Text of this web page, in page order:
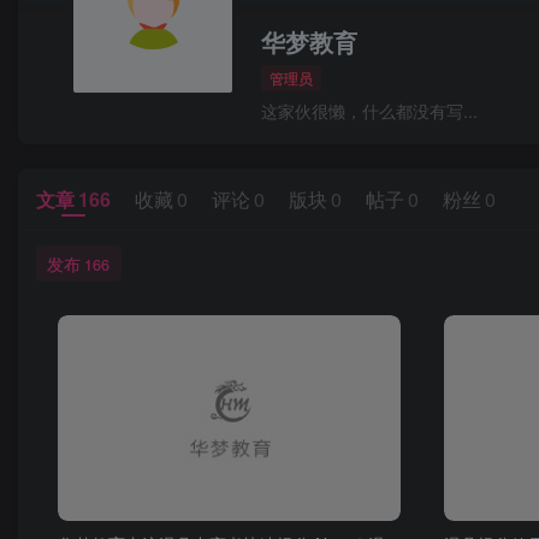
华梦教育
管理员
这家伙很懒，什么都没有写...
文章166 收藏 0 评论 0 版块 0 帖子 0 粉丝 0
发布 166